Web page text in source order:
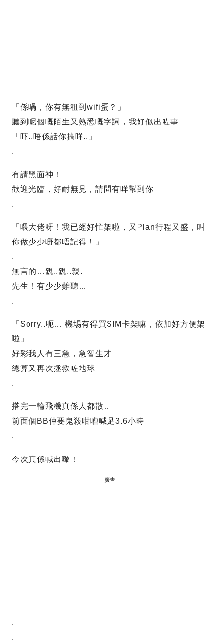
「係喎，你有無租到wifi蛋？」
聽到呢個嘅陌生又熟悉嘅字詞，我好似出咗事
「吓..唔係話你搞咩..」
.
有請黑面神！
歡迎光臨，好耐無見，請問有咩幫到你
.
「喂大佬呀！我已經好忙架啦，又Plan行程又盛，叫
你做少少嘢都唔記得！」
.
無言的…親..親..親.
先生！有少少難聽…
.
「Sorry..呃… 機埸有得買SIM卡架嘛，依加好方便架
啦」
好彩我人有三急，急智生才
總算又再次拯救咗地球
.
搭完一輪飛機真係人都散…
前面個BB仲要鬼殺咁嘈喊足3.6小時
.
今次真係喊出嚟！
廣告
.
.